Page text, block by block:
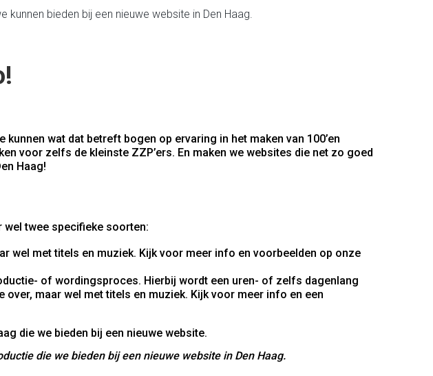
bieden bij een nieuwe website in Den Haag.
wat dat betreft bogen op ervaring in het maken van 100’en
voor zelfs de kleinste ZZP’ers. En maken we websites die net zo goed
Haag!
wel twee specifieke soorten:
wel met titels en muziek. Kijk voor meer info en voorbeelden op onze
of wordingsproces. Hierbij wordt een uren- of zelfs dagenlang
maar wel met titels en muziek. Kijk voor meer info en een
die we bieden bij een nieuwe website in Den Haag.